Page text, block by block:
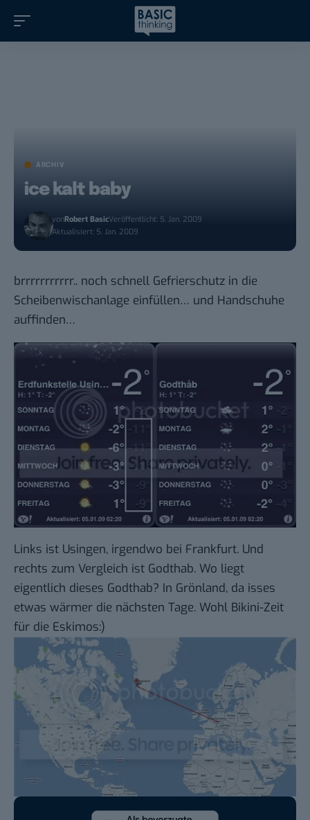
ARCHIV
ice kalt baby
vonRobert BasicVeröffentlicht: 5. Jan. 2009
Aktualisiert: 5. Jan. 2009
brrrrrrrrrrr.. noch schnell Gefrierschutz in die
Scheibenwischanlage einfüllen… und Handschuhe
auffinden…
Links ist Usingen, irgendwo bei Frankfurt. Und
rechts zum Vergleich ist Godthab. Wo liegt
eigentlich dieses Godthab? In Grönland, da isses
etwas wärmer die nächsten Tage. Wohl Bikini-Zeit
für die Eskimos:)